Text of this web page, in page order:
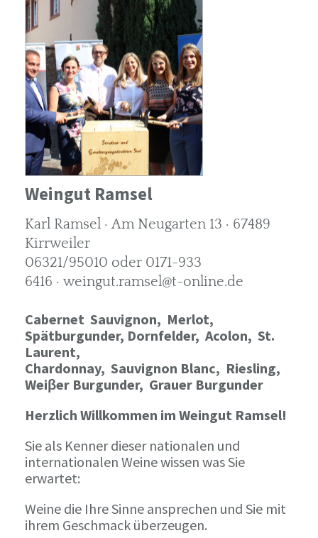
Weingut Ramsel
Karl Ramsel · Am Neugarten 13 · 67489
Kirrweiler
06321/95010 oder 0171-933
6416 · weingut.ramsel@t-online.de
Cabernet Sauvignon, Merlot,
Spätburgunder, Dornfelder, Acolon, St.
Laurent,
Chardonnay, Sauvignon Blanc, Riesling,
Weiβer Burgunder, Grauer Burgunder
Herzlich Willkommen im Weingut Ramsel!
Sie als Kenner dieser nationalen und
internationalen Weine wissen was Sie
erwartet:
Weine die Ihre Sinne ansprechen und Sie mit
ihrem Geschmack überzeugen.